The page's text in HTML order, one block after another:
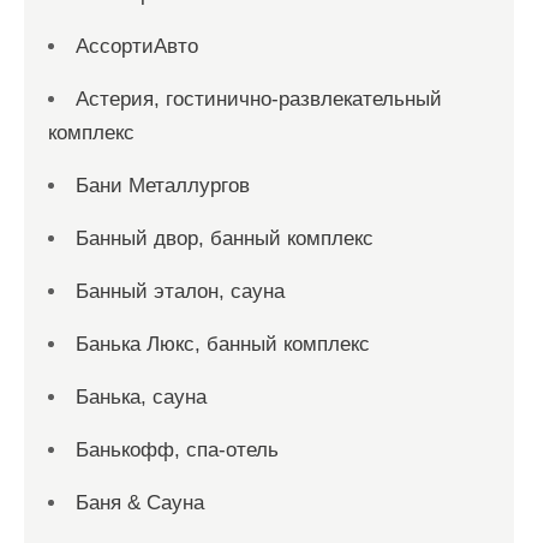
АссортиАвто
Астерия, гостинично-развлекательный
комплекс
Бани Металлургов
Банный двор, банный комплекс
Банный эталон, сауна
Банька Люкс, банный комплекс
Банька, сауна
Банькофф, спа-отель
Баня & Сауна